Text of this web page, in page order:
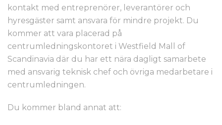
kontakt med entreprenörer, leverantörer och
hyresgäster samt ansvara för mindre projekt. Du
kommer att vara placerad på
centrumledningskontoret i Westfield Mall of
Scandinavia där du har ett nära dagligt samarbete
med ansvarig teknisk chef och övriga medarbetare i
centrumledningen.
Du kommer bland annat att: